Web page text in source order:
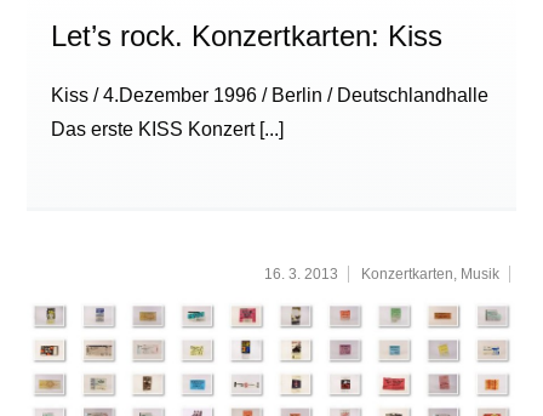
Let’s rock. Konzertkarten: Kiss
Kiss / 4.Dezember 1996 / Berlin / Deutschlandhalle
Das erste KISS Konzert[...]
16. 3. 2013 Konzertkarten, Musik